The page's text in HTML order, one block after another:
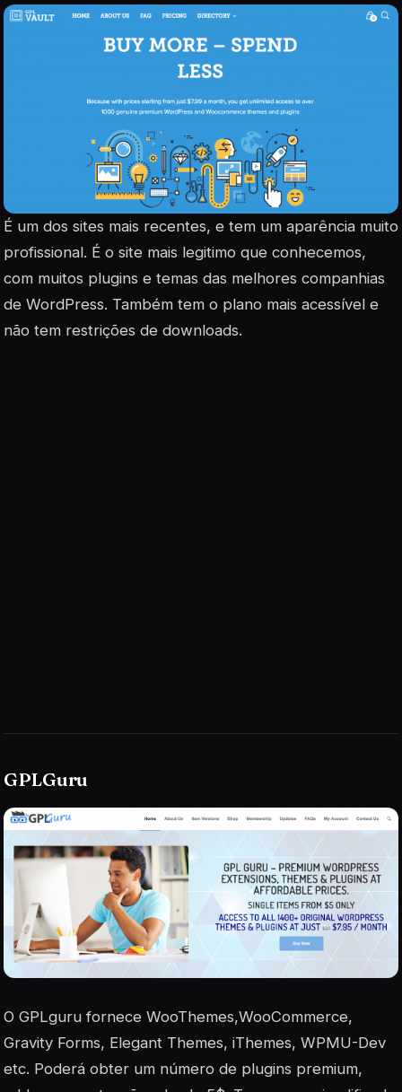
É um dos sites mais recentes, e tem um aparência muito
profissional. É o site mais legitimo que conhecemos,
com muitos plugins e temas das melhores companhias
de WordPress. Também tem o plano mais acessível e
não tem restrições de downloads.
GPLGuru
O GPLguru fornece WooThemes,WooCommerce,
Gravity Forms, Elegant Themes, iThemes, WPMU-Dev
etc. Poderá obter um número de plugins premium,